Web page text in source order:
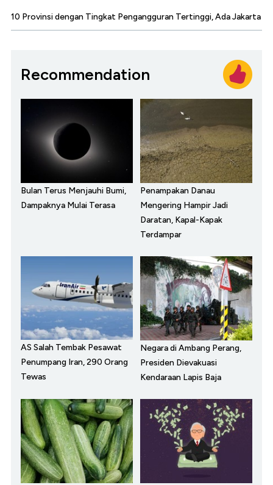
10 Provinsi dengan Tingkat Pengangguran Tertinggi, Ada Jakarta
Recommendation
Bulan Terus Menjauhi Bumi,
Dampaknya Mulai Terasa
Penampakan Danau
Mengering Hampir Jadi
Daratan, Kapal-Kapak
Terdampar
AS Salah Tembak Pesawat
Penumpang Iran, 290 Orang
Tewas
Negara di Ambang Perang,
Presiden Dievakuasi
Kendaraan Lapis Baja